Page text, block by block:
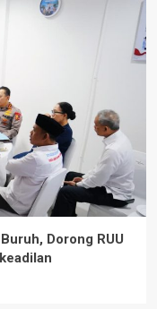
Dorong RUU